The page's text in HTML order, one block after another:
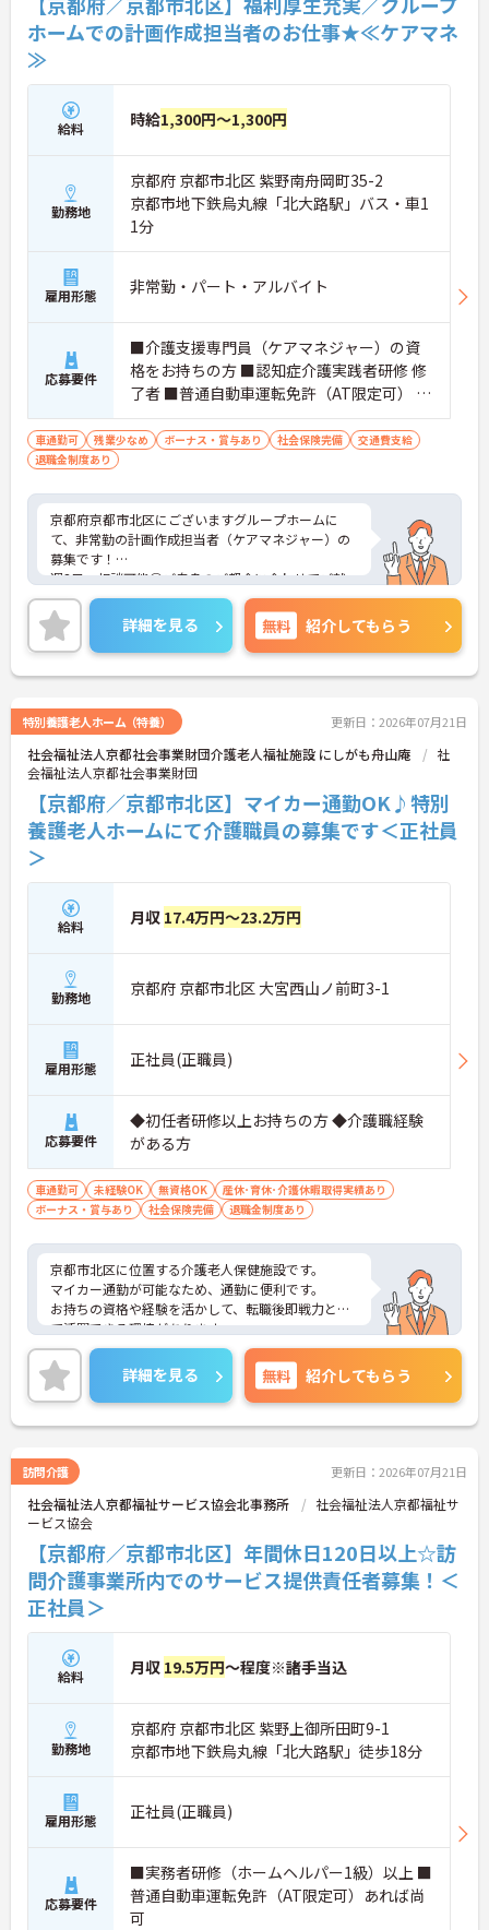
ホームでの計画作成担当者のお仕事★≪ケアマネ
≫
給料 時給1,300円～1,300円
勤務地
京都府 京都市北区 紫野南舟岡町35-2
京都市地下鉄烏丸線「北大路駅」バス・車1
1分
雇用形態 非常勤・パート・アルバイト
応募要件
■介護支援専門員（ケアマネジャー）の資
格をお持ちの方 ■認知症介護実践者研修 修
了者 ■普通自動車運転免許（AT限定可） ■
経験不問
車通勤可 残業少なめ ボーナス・賞与あり 社会保険完備
交通費支給
退職金制度あり
京都府京都市北区にございますグループホームに
て、非常勤の計画作成担当者（ケアマネジャー）の
募集です！
週3日～相談可能◎ご自身のご都合に合わせてご就
業いただけます！
賞与もあり、頑張りをしっかり評価してくれる環境
が整っているので、仕事のモチベションにつながり
ます◎
ご興味ある方には、面接対策ポイントなど、さらに
い！
詳細を見る 無料 紹介してもらう
特別養護老人ホーム（特養） 更新日：2026年07月21日
社会福祉法人京都社会事業財団介護老人福祉施設 にしがも舟山庵
社
会福祉法人京都社会事業財団
【京都府／京都市北区】マイカー通勤OK♪特別
養護老人ホームにて介護職員の募集です＜正社員
＞
給料 月収 17.4万円～23.2万円
勤務地 京都府 京都市北区 大宮西山ノ前町3-1
雇用形態 正社員(正職員)
応募要件
◆初任者研修以上お持ちの方 ◆介護職経験
がある方
車通勤可 未経験OK 無資格OK
産休･育休･介護休暇取得実績あり
ボーナス・賞与あり
社会保険完備 退職金制度あり
京都市北区に位置する介護老人保健施設です。
マイカー通勤が可能なため、通勤に便利です。
お持ちの資格や経験を活かして、転職後即戦力とし
て活躍できる環境があります。
ご興味をお持ちの方はお気軽にお問い合わせくださ
い。
詳細を見る 無料 紹介してもらう
訪問介護 更新日：2026年07月21日
社会福祉法人京都福祉サービス協会北事務所
社会福祉法人京都福祉サ
ービス協会
【京都府／京都市北区】年間休日120日以上☆訪
問介護事業所内でのサービス提供責任者募集！＜
正社員＞
給料 月収 19.5万円～程度※諸手当込
勤務地
京都府 京都市北区 紫野上御所田町9-1
京都市地下鉄烏丸線「北大路駅」徒歩18分
雇用形態 正社員(正職員)
応募要件
■実務者研修（ホームヘルパー1級）以上 ■
普通自動車運転免許（AT限定可）あれば尚
可